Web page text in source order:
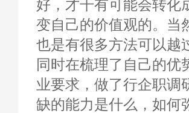
好，才干有可能会转化
变自己的价值观的。当
也是有很多方法可以越
同时在梳理了自己的优
业要求，做了行企职调
缺的能力是什么，如何